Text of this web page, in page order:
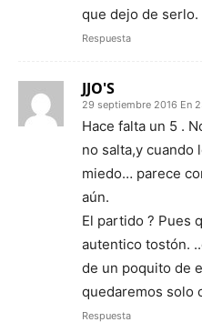
que dejo de serlo.
Respuesta
JJO'S
29 septiembre 2016 En
Hace falta un 5 .
no salta,y cuando
miedo… parece
aún.
El partido ? Pues
autentico tostón.
de un poquito de
quedaremos solo
Respuesta